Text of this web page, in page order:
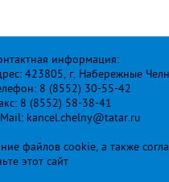
информация:
423805, г. Набережные
8 (8552) 30-55-42
8 (8552) 58-38-41
Mail: kancel.chelny@tatar.ru
файлов cookie, а также
этот сайт